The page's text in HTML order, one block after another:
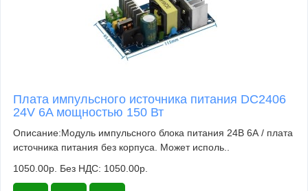
Плата импульсного источника питания DC2406
24V 6A мощностью 150 Вт
Описание:Модуль импульсного блока питания 24В 6А / плата
источника питания без корпуса. Может исполь..
1050.00р. Без НДС: 1050.00р.